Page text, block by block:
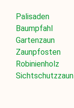
Palisaden
Baumpfahl
Gartenzaun
Zaunpfosten
Robinienholz
Sichtschutzzaun